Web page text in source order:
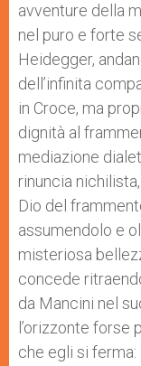
avventure della
nel puro e forte
Heidegger,
dell’infinita
in Croce, ma
dignità al
mediazione
rinuncia
Dio del
assumendolo e
misteriosa
concede
da Mancini nel
l’orizzonte forse
che egli si ferma: